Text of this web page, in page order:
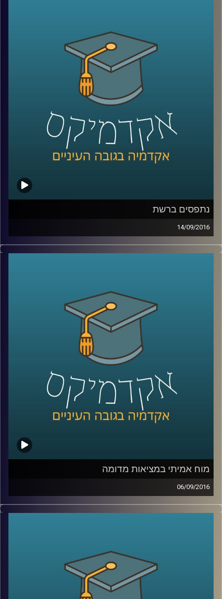
העולם הבא. בפרק זה נמשיך עם מי שמוכן
להעמיק אל בין שורות חז"ל, ולגלות את
המורכבות על אודות היש הנצחי. קריאה
מודרכת עם דוקטור גבריאלה ברזין, מומחית
לפילוסופיה יהודית ופילוסופיה אסלאמית של ימי
הביניים. השכלה היא התענוג הגדול מכולם?
הצטרפו להרהור המשותף. פרק ב.
AudioVersity
נתפסים ברשת
14/09/2016
דוקטור צחי חייט חוקר רשתות חברתיות, תחום
הרשת, שקל יותר למדוד ולנטר, לכמת ולהבין.
הרשתות המקוונות מעלות שאלות מעניינות
לגבי הומופיליה, מידת ההשפעה של אדם על
הרשת ושל הרשת על האדם, יצירת תכנים
ותיאוריות קונספירציה. מה עושים עם כל המידע
קרדיט תמונות:AudioVersity
מוח אמיתי במציאות מדומה
06/09/2016
דוקטור דורון פרידמן, ראש המעבדה לחקר
דווקא בעולם הטכנולוגיה. המצאת טכנולוגיות
שמערבות ממשקי מוח ומחשב עם מציאות
מדומה יכולות להועיל בסוגיות רפואיות, קיום
מחקרי מעבדה מדויקים הרבה יותר ויתרונות